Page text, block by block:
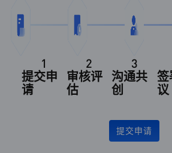
1
提交申
请
2
审核评
估
3
沟通共
创
签
议
提交申请